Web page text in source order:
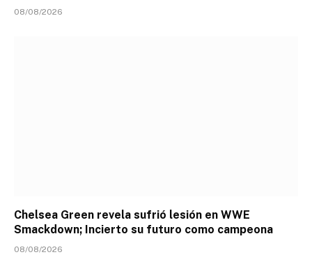
08/08/2026
Chelsea Green revela sufrió lesión en WWE
Smackdown; Incierto su futuro como campeona
08/08/2026